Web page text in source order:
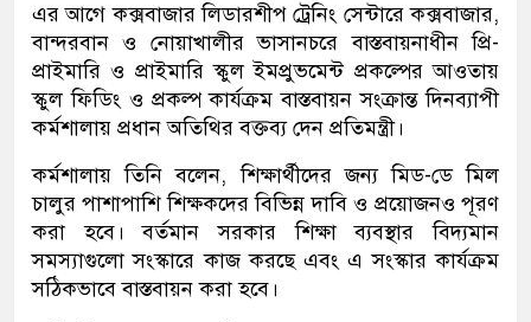
এর আগে কক্সবাজার লিডারশীপ ট্রেনিং সেন্টারে কক্সবাজার,
বান্দরবান ও নোয়াখালীর ভাসানচরে বাস্তবায়নাধীন প্রি-
প্রাইমারি ও প্রাইমারি স্কুল ইমপ্রুভমেন্ট প্রকল্পের আওতায়
স্কুল ফিডিং ও প্রকল্প কার্যক্রম বাস্তবায়ন সংক্রান্ত দিনব্যাপী
কর্মশালায় প্রধান অতিথির বক্তব্য দেন প্রতিমন্ত্রী।
কর্মশালায় তিনি বলেন, শিক্ষার্থীদের জন্য মিড-ডে মিল
চালুর পাশাপাশি শিক্ষকদের বিভিন্ন দাবি ও প্রয়োজনও পূরণ
করা হবে। বর্তমান সরকার শিক্ষা ব্যবস্থার বিদ্যমান
সমস্যাগুলো সংস্কারে কাজ করছে এবং এ সংস্কার কার্যক্রম
সঠিকভাবে বাস্তবায়ন করা হবে।